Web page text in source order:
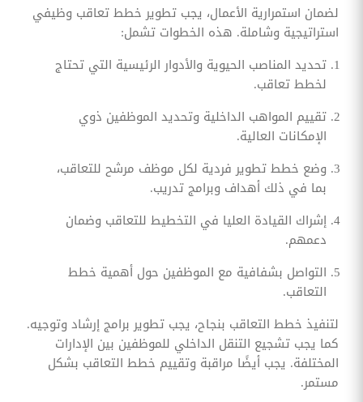
لضمان استمرارية الأعمال، يجب تطوير خطط تعاقب وظيفي
استراتيجية وشاملة. هذه الخطوات تشمل:
تحديد المناصب الحيوية والأدوار الرئيسية التي تحتاج
لخطط تعاقب.
تقييم المواهب الداخلية وتحديد الموظفين ذوي
الإمكانات العالية.
وضع خطط تطوير فردية لكل موظف مرشح للتعاقب،
بما في ذلك أهداف وبرامج تدريب.
إشراك القيادة العليا في التخطيط للتعاقب وضمان
دعمهم.
التواصل بشفافية مع الموظفين حول أهمية خطط
التعاقب.
لتنفيذ خطط التعاقب بنجاح، يجب تطوير برامج إرشاد وتوجيه.
كما يجب تشجيع التنقل الداخلي للموظفين بين الإدارات
المختلفة. يجب أيضًا مراقبة وتقييم خطط التعاقب بشكل
مستمر.